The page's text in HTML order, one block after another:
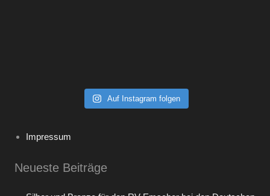
Auf Instagram folgen
Impressum
Neueste Beiträge